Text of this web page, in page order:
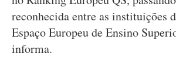
reconhecida entre as instituições
Espaço Europeu de Ensino
informa.